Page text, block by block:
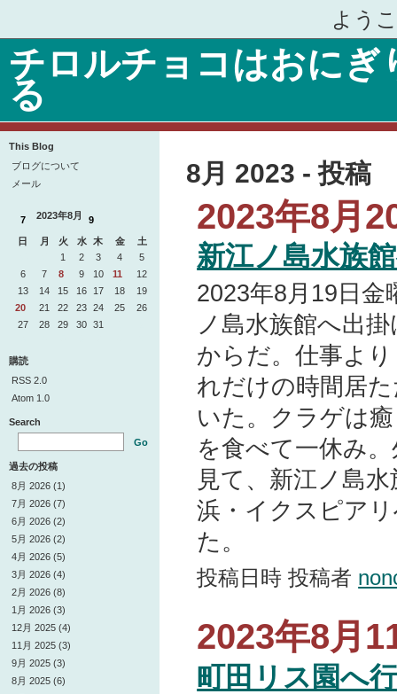
よう
チロルチョコはおに
る
This Blog
ブログについて
メール
7 2023年8月
9
日
月 火 水 木 金
土
1 2 3 4
5
6
7 8 9 10 11
12
13
14 15 16 17 18
19
20
21 22 23 24 25
26
27
28 29 30 31
購読
RSS 2.0
Atom 1.0
Search
Go
過去の投稿
8月 2026 (1)
7月 2026 (7)
6月 2026 (2)
5月 2026 (2)
4月 2026 (5)
3月 2026 (4)
2月 2026 (8)
1月 2026 (3)
12月 2025 (4)
11月 2025 (3)
9月 2025 (3)
8月 2025 (6)
8月 2023 - 投稿
2023年8月
新江ノ島水族
2023年8月19日
ノ島水族館へ出
からだ。仕事よ
れだけの時間居
いた。クラゲは
を食べて一休み
見て、新江ノ島
浜・イクスピア
た。
投稿日時 投稿者
2023年8月
町田リス園へ